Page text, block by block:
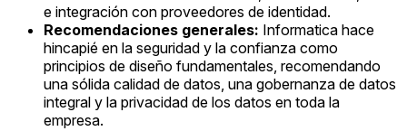
e integración con proveedores de identidad.
Recomendaciones generales: Informatica hace
hincapié en la seguridad y la confianza como
principios de diseño fundamentales, recomendando
una sólida calidad de datos, una gobernanza de datos
integral y la privacidad de los datos en toda la
empresa.